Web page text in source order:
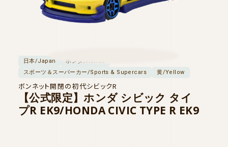
日本/Japan
ホンダ/Honda
スポーツ＆スーパーカー/Sports & Supercars
黄/Yellow
ボンネット開閉の初代シビックR
【公式限定】ホンダ シビック タイ
プR EK9/HONDA CIVIC TYPE R EK9